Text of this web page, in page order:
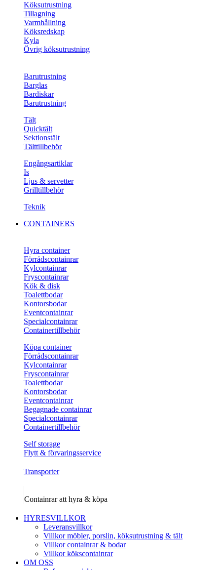
Köksutrustning
Tillagning
Varmhållning
Köksredskap
Kyla
Övrig köksutrustning
Barutrustning
Barglas
Bardiskar
Barutrustning
Tält
Quicktält
Sektionstält
Tälttillbehör
Engångsartiklar
Is
Ljus & servetter
Grilltillbehör
Teknik
CONTAINERS
Hyra container
Förrådscontainrar
Kylcontainrar
Fryscontainrar
Kök & disk
Toalettbodar
Kontorsbodar
Eventcontainrar
Specialcontainrar
Containertillbehör
Köpa container
Förrådscontainrar
Kylcontainrar
Fryscontainrar
Toalettbodar
Kontorsbodar
Eventcontainrar
Begagnade containrar
Specialcontainrar
Containertillbehör
Self storage
Flytt & förvaringsservice
Transporter
Containrar att hyra & köpa
HYRESVILLKOR
Leveransvillkor
Villkor möbler, porslin, köksutrustning & tält
Villkor containrar & bodar
Villkor kökscontainrar
OM OSS